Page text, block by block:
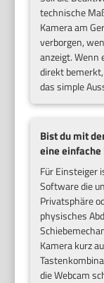
technische
Kamera am
verborgen,
anzeigt. Wenn
direkt
das simple
Bist du mit
eine einfache
Für Einsteiger
Software die
Privatsphäre
physisches
Kamera kurz
die Webcam